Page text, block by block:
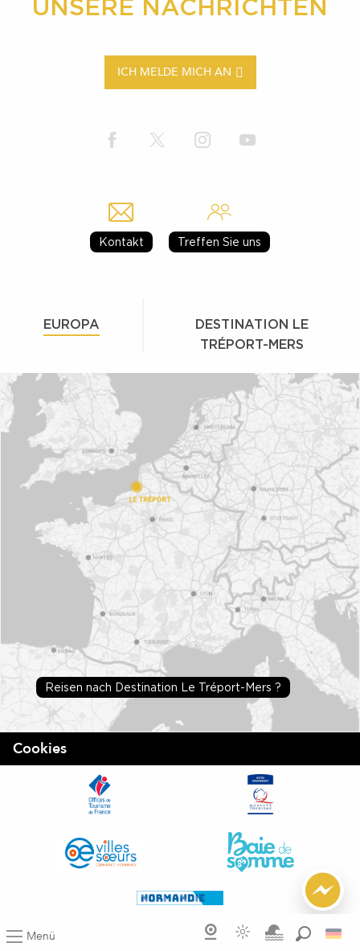
Menü
UNSERE NACHRICHTEN
ICH MELDE MICH AN
Kontakt Treffen Sie uns
EUROPA
DESTINATION LE
TRÉPORT-MERS
Reisen nach Destination Le Tréport-Mers ?
Cookies